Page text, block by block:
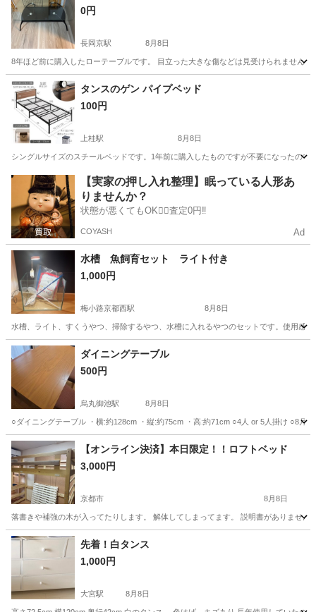
0円
長岡京駅 8月8日
8年ほど前に購入したローテーブルです。 目立った大きな傷などは見受けられません
京都 長岡京市 長岡京駅 テーブル
タンスのゲン パイプベッド
100円
上桂駅 8月8日
シングルサイズのスチールベッドです。1年前に購入したものですが不要になったの
京都 京都市 上桂駅 ベッド
【実家の押し入れ整理】眠っている人形あ
りませんか？
状態が悪くてもOK🙆‍♀️査定0円‼️
COYASH Ad
水槽 魚飼育セット ライト付き
1,000円
梅小路京都西駅 8月8日
水槽、ライト、すくうやつ、掃除するやつ、水槽に入れるやつのセットです。使用感
京都 京都市 梅小路京都西駅
ダイニングテーブル
500円
烏丸御池駅 8月8日
○ダイニングテーブル ・横:約128cm ・縦:約75cm ・高:約71cm ○4人 or 5人掛け ○8月
京都 京都市 烏丸御池駅 テーブル ダイニング
【オンライン決済】本日限定！！ロフトベッド
3,000円
京都市 8月8日
落書きや補強の木が入ってたりします。 解体してしまってます。 説明書がありません
京都 京都市 ベッド
先着！白タンス
1,000円
大宮駅 8月8日